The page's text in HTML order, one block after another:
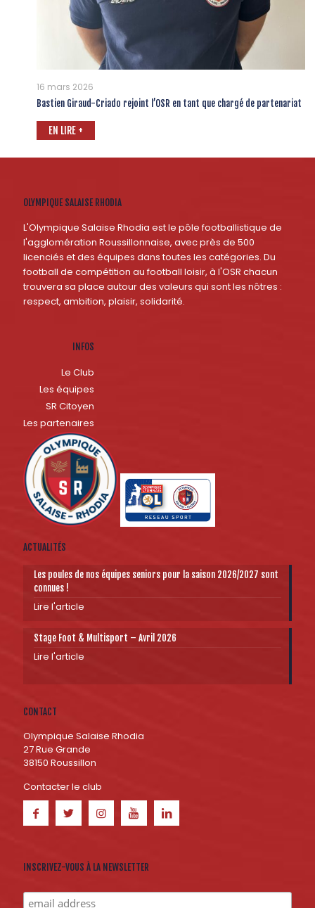
16 mars 2026
Bastien Giraud-Criado rejoint l’OSR en tant que chargé de partenariat
EN LIRE +
OLYMPIQUE SALAISE RHODIA
L'Olympique Salaise Rhodia est le pôle footballistique de
l'agglomération Roussillonnaise, avec près de 500
licenciés et des équipes dans toutes les catégories. Du
football de compétition au football loisir, à l'OSR chacun
trouvera sa place autour des valeurs qui sont les nôtres :
respect, ambition, plaisir, solidarité.
INFOS
Le Club
Les équipes
SR Citoyen
Les partenaires
ACTUALITÉS
Les poules de nos équipes seniors pour la saison 2026/2027 sont
connues !
Lire l'article
Stage Foot & Multisport – Avril 2026
Lire l'article
CONTACT
Olympique Salaise Rhodia
27 Rue Grande
38150 Roussillon
Contacter le club
INSCRIVEZ-VOUS À LA NEWSLETTER